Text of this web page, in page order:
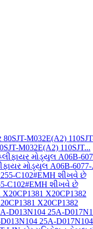
M032E(A2) 110SJT...
મોડ્યુલ A06B-6077-
C102#EMH શીખવે છે
X20CP1382
25A-D017N104